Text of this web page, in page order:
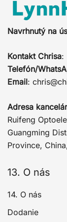
Navrhnutý na
Kontakt Chrisa:
Telefón/
Email:
Adresa
Ruifeng
Guangming
Province,
13. O nás
14. O nás
Dodanie